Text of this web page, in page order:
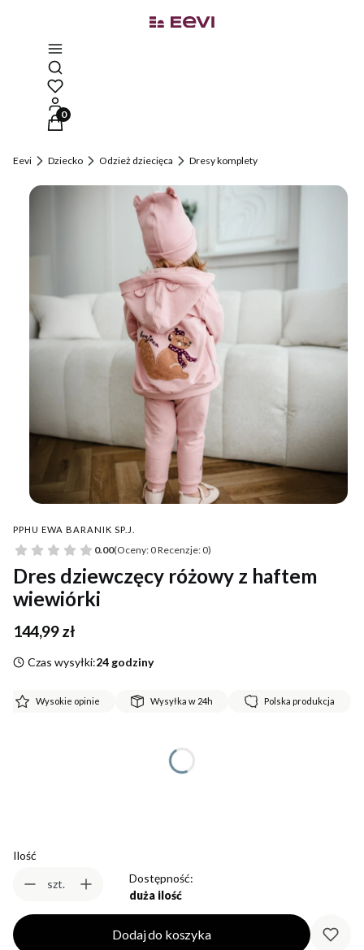
Otwórz wyszukiwarkę
Produkty w koszyku: 0. Zobacz szczegóły
Eevi Dziecko Odzież dziecięca Dresy komplety
PPHU EWA BARANIK SP.J.
0.00(Oceny: 0 Recenzje: 0)
Dres dziewczęcy różowy z haftem
wiewiórki
Cena
144,99 zł
Czas wysyłki:24 godziny
Wysokie opinie Wysyłka w 24h Polska produkcja
Ilość
szt.
Dostępność:
duża ilość
Dodaj do koszyka